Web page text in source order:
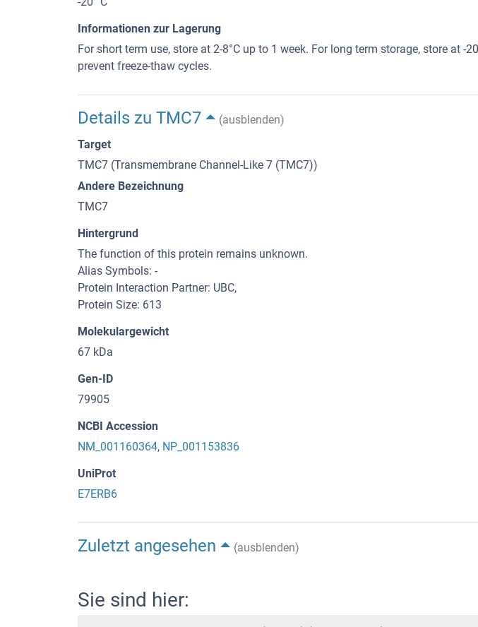
Informationen zur Lagerung
For short term use, store at 2-8°C up to 1 week. For long term storage, store at -
prevent freeze-thaw cycles.
Details zu TMC7
(ausblenden)
Target
TMC7 (Transmembrane Channel-Like 7 (TMC7))
Andere Bezeichnung
TMC7
Hintergrund
The function of this protein remains unknown.
Alias Symbols: -
Protein Interaction Partner: UBC,
Protein Size: 613
Molekulargewicht
67 kDa
Gen-ID
79905
NCBI Accession
NM_001160364, NP_001153836
UniProt
E7ERB6
Zuletzt angesehen (ausblenden)
Sie sind hier: